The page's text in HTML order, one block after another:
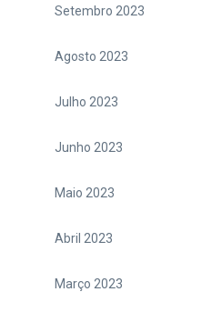
Setembro 2023
Agosto 2023
Julho 2023
Junho 2023
Maio 2023
Abril 2023
Março 2023